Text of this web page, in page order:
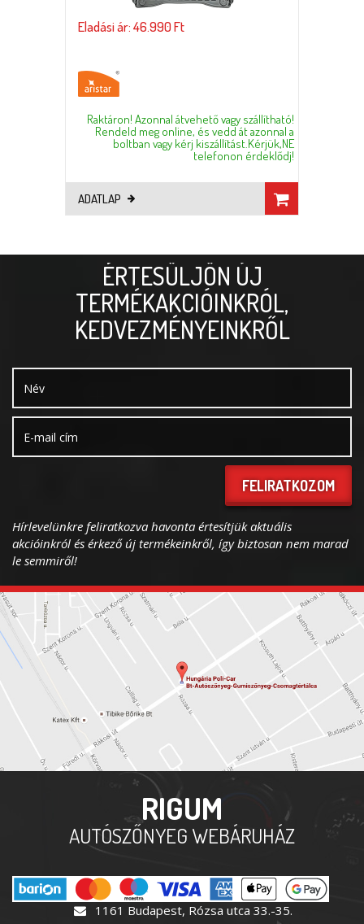
Eladási ár: 46.990 Ft
Raktáron! Azonnal átvehető vagy szállítható!
Rendeld meg online, és vedd át azonnal a
boltban vagy kérj kiszállítást.Kérjük,NE
telefonon érdeklődj!
ADATLAP
ÉRTESÜLJÖN ÚJ
TERMÉKAKCIÓINKRÓL,
KEDVEZMÉNYEINKRŐL
FELIRATKOZOM
Hírlevelünkre feliratkozva havonta értesítjük aktuális
akcióinkról és érkező új termékeinkről, így biztosan nem marad
le semmiről!
RIGUM
AUTÓSZŐNYEG WEBÁRUHÁZ
1161 Budapest, Rózsa utca 33.-35.